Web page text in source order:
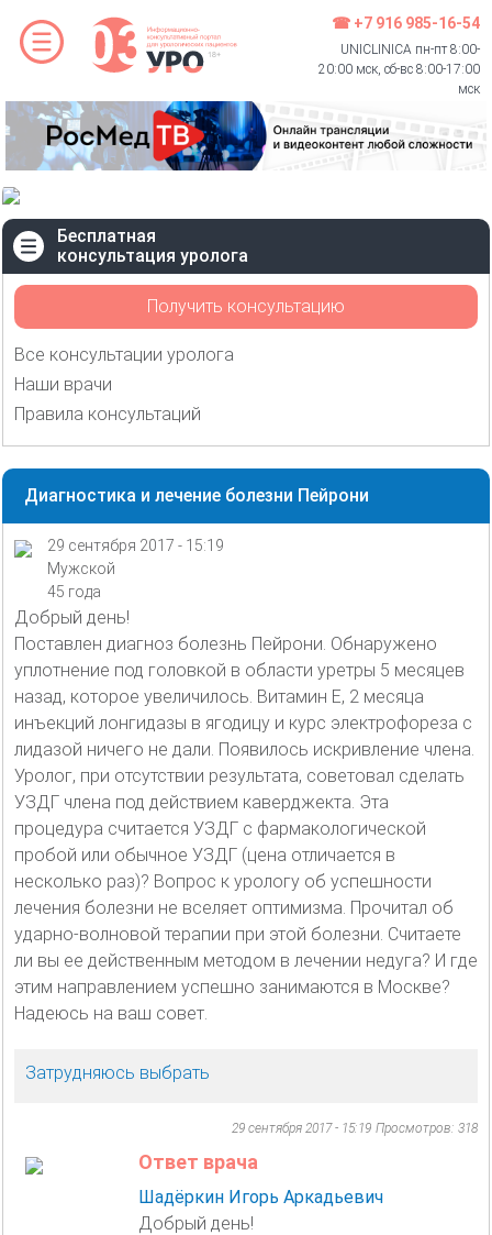
☎ +7 916 985-16-54
UNICLINICA пн-пт 8:00-
20:00 мск, сб-вс 8:00-17:00
мск
Бесплатная
консультация уролога
Получить консультацию
Все консультации уролога
Наши врачи
Правила консультаций
Диагностика и лечение болезни Пейрони
29 сентября 2017 - 15:19
Мужской
45 года
Добрый день!
Поставлен диагноз болезнь Пейрони. Обнаружено
уплотнение под головкой в области уретры 5 месяцев
назад, которое увеличилось. Витамин Е, 2 месяца
инъекций лонгидазы в ягодицу и курс электрофореза с
лидазой ничего не дали. Появилось искривление члена.
Уролог, при отсутствии результата, советовал сделать
УЗДГ члена под действием каверджекта. Эта
процедура считается УЗДГ с фармакологической
пробой или обычное УЗДГ (цена отличается в
несколько раз)? Вопрос к урологу об успешности
лечения болезни не вселяет оптимизма. Прочитал об
ударно-волновой терапии при этой болезни. Считаете
ли вы ее действенным методом в лечении недуга? И где
этим направлением успешно занимаются в Москве?
Надеюсь на ваш совет.
Затрудняюсь выбрать
29 сентября 2017 - 15:19 Просмотров: 318
Ответ врача
Шадёркин Игорь Аркадьевич
Добрый день!